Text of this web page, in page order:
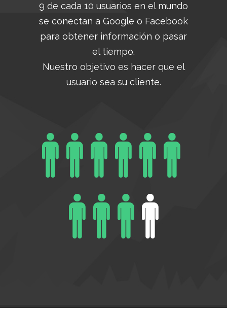
9 de cada 10 usuarios en el mundo
se conectan a Google o Facebook
para obtener información o pasar
el tiempo.
Nuestro objetivo es hacer que el
usuario sea su cliente.